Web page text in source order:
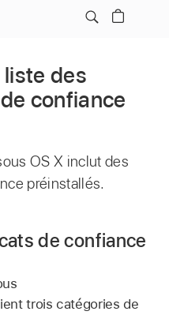
liste des
confiance
OS X inclut des
préinstallés.
de confiance
trois catégories de